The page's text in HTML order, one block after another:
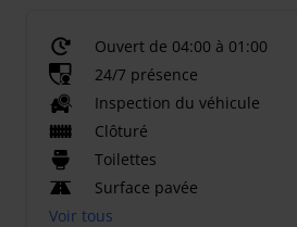
Ouvert de 04:00 à 01:00
24/7 présence
Inspection du véhicule
Clôturé
Toilettes
Surface pavée
Voir tous